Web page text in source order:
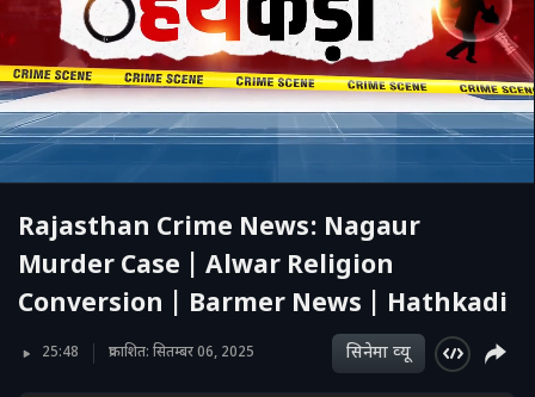
Rajasthan Crime News: Nagaur
Murder Case | Alwar Religion
Conversion | Barmer News | Hathkadi
25:48 प्रकाशित: सितम्बर 06, 2025 सिनेमा व्‍यू